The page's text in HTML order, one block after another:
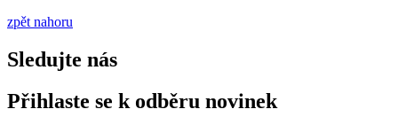
zpět nahoru
Sledujte nás
Přihlaste se k odběru novinek